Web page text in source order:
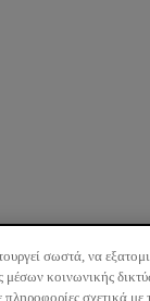
σωστά, να
μέσων κοινωνικής
σχετικά με